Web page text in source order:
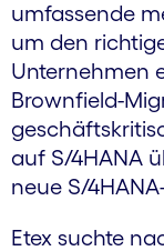
umfassende
um den
Unternehmen
Brownfield-
auf S/4HANA
neue S/
Etex suchte